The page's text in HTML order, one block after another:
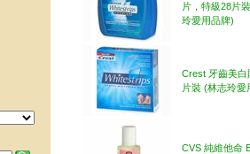
片，特級28片
玲愛用品牌)
Crest 牙齒美白
片裝 (林志玲愛
CVS 純維他命